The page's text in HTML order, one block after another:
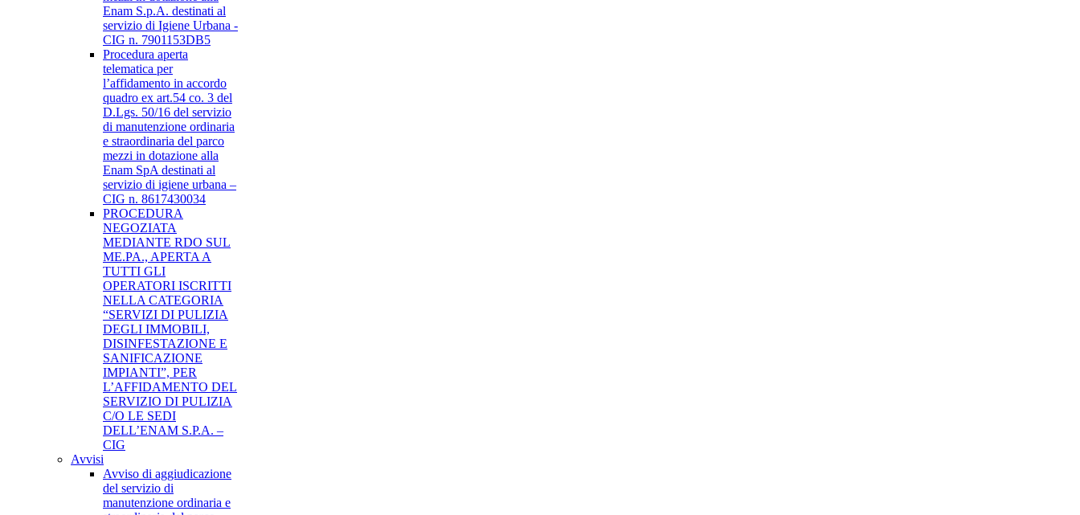
Enam S.p.A. destinati al
servizio di Igiene Urbana -
CIG n. 7901153DB5
Procedura aperta
telematica per
l’affidamento in accordo
quadro ex art.54 co. 3 del
D.Lgs. 50/16 del servizio
di manutenzione ordinaria
e straordinaria del parco
mezzi in dotazione alla
Enam SpA destinati al
servizio di igiene urbana –
CIG n. 8617430034
PROCEDURA
NEGOZIATA
MEDIANTE RDO SUL
ME.PA., APERTA A
TUTTI GLI
OPERATORI ISCRITTI
NELLA CATEGORIA
“SERVIZI DI PULIZIA
DEGLI IMMOBILI,
DISINFESTAZIONE E
SANIFICAZIONE
IMPIANTI”, PER
L’AFFIDAMENTO DEL
SERVIZIO DI PULIZIA
C/O LE SEDI
DELL’ENAM S.P.A. –
CIG
Avvisi
Avviso di aggiudicazione
del servizio di
manutenzione ordinaria e